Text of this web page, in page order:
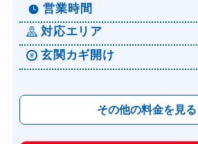
営業時間
対応エリア
玄関カギ開け
その他の料金を見る